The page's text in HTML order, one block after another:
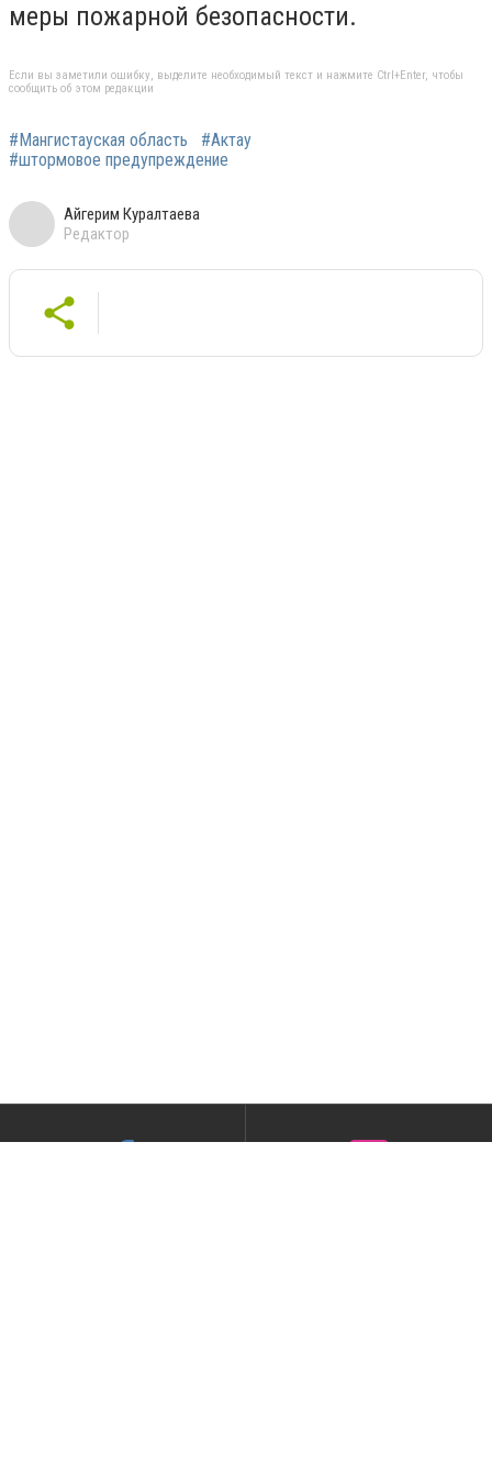
меры пожарной безопасности.
Если вы заметили ошибку, выделите необходимый текст и нажмите Ctrl+Enter, чтобы
сообщить об этом редакции
#Мангистауская область
#Актау
#штормовое предупреждение
Айгерим Куралтаева
Редактор